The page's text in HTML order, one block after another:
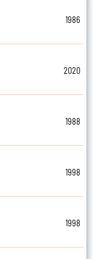
1986
2020
1988
1998
1998